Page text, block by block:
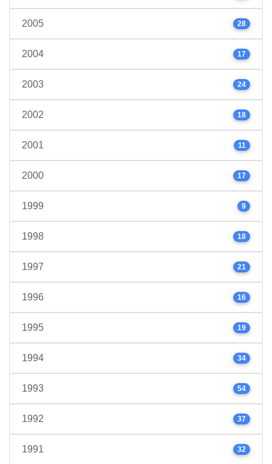
2005 28
2004 17
2003 24
2002 18
2001 11
2000 17
1999 9
1998 18
1997 21
1996 16
1995 19
1994 34
1993 54
1992 37
1991 32